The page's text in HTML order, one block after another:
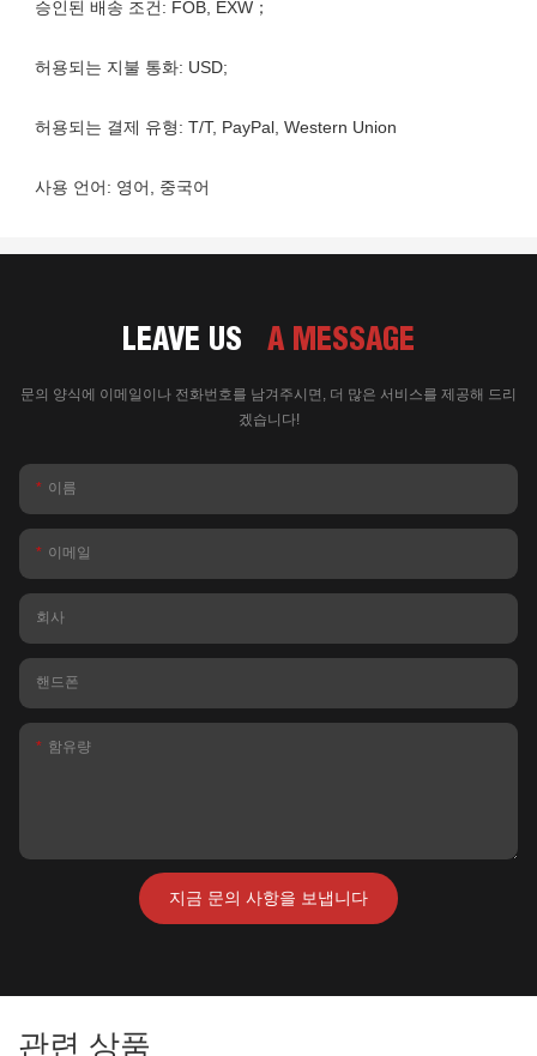
LEAVE US A MESSAGE
문의 양식에 이메일이나 전화번호를 남겨주시면, 더 많은 서비스를 제공해 드리
겠습니다!
이름
이메일
회사
핸드폰
함유량
지금 문의 사항을 보냅니다
관련 상품